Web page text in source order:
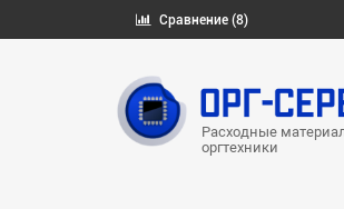
Сравнение (8)
Расходные
оргтехники